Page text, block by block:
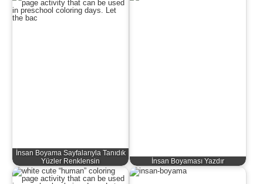
İnsan Boyama Sayfalarıyla Tanıdık
Yüzler Renklensin
İnsan Boyaması Yazdır